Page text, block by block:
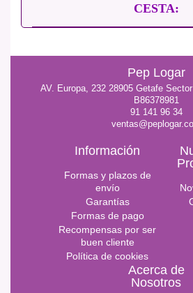
CESTA:
Pep Logar
AV. Europa, 232 28905 Getafe
B86378981
91 141 96 34
Información
Formas y plazos de
envío
Garantías
Formas de pago
Recompensas por ser
buen cliente
Política de cookies
Acerca de
Nosotros